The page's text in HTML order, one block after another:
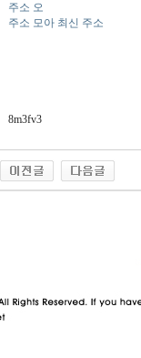
주소 오
주소 모아 최신 주소
8m3fv3